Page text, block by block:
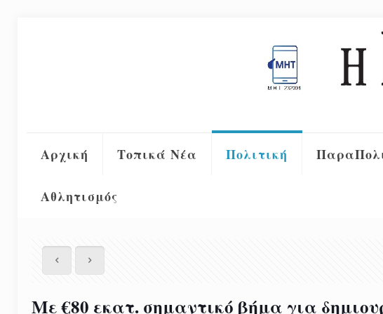
Αρχική Τοπικά Νέα Πολιτική
Αθλητισμός
Με €80 εκατ. σημαντικό βήμα για